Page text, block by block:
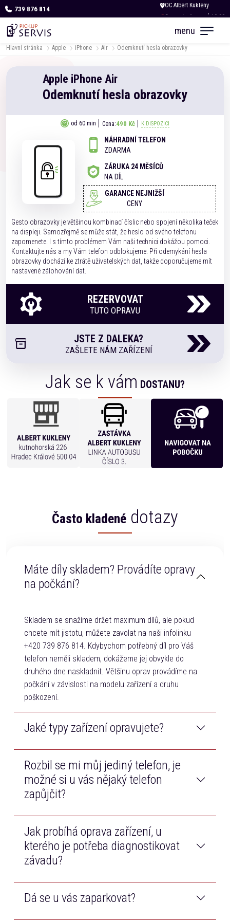
739 876 814
Dnes otevřeno od 10:00
menu
Hlavní stránka Apple iPhone Air Odemknutí hesla obrazovky
Apple iPhone Air
Odemknutí hesla obrazovky
od 60 min Cena:490 Kč K DISPOZICI
NÁHRADNÍ TELEFON
ZDARMA
ZÁRUKA 24 MĚSÍCŮ
NA DÍL
GARANCE NEJNIŽŠÍ
CENY
Gesto obrazovky je většinou kombinací číslic nebo spojení několika teček
na displeji. Samozřejmě se může stát, že heslo od svého telefonu
zapomenete. I s tímto problémem Vám naši technici dokážou pomoci.
Kontaktujte nás a my Vám telefon odblokujeme. Při odemykání hesla
obrazovky dochází ke ztrátě uživatelských dat, takže doporučujeme mít
nastavené zálohování dat.
REZERVOVAT
TUTO OPRAVU
JSTE Z DALEKA?
ZAŠLETE NÁM ZAŘÍZENÍ
Jak se k vám DOSTANU?
Často kladené dotazy
Máte díly skladem? Provádíte opravy
na počkání?
Skladem se snažíme držet maximum dílů, ale pokud
chcete mít jistotu, můžete zavolat na naši infolinku
+420 739 876 814. Kdybychom potřebný díl pro Váš
telefon neměli skladem, dokážeme jej obvykle do
druhého dne naskladnit. Většinu oprav provádíme na
počkání v závislosti na modelu zařízení a druhu
poškození.
Jaké typy zařízení opravujete?
Opravujeme telefony a tablety všech značek na trhu.
Navíc také opravujeme Macbooky od značky Apple.
Rozbil se mi můj jediný telefon, je
možné si u vás nějaký telefon
zapůjčit?
Samozřejmě! Než bude Váš telefon opraven, bezplatně
Vám zapůjčíme jiný dotykový telefon.
Jak probíhá oprava zařízení, u
kterého je potřeba diagnostikovat
závadu?
Po příjmu zařízení technik diagnostikuje závadu, cenu
Dá se u vás zaparkovat?